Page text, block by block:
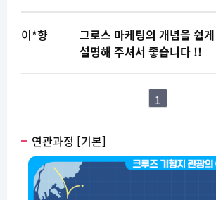
이*향
그로스 마케팅의 개념을 쉽게
설명해 주셔서 좋습니다 !!
1
연관과정 [기본]